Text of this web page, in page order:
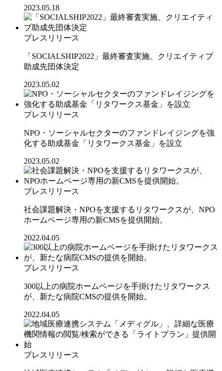
2023.05.18
プレスリリース
「SOCIALSHIP2022」最終審査実施、クリエイティブ
助成先団体決定
2023.05.02
プレスリリース
NPO・ソーシャルセクターのファンドレイジングを強
化する助成基金「リタワークス基金」を設立
2023.05.02
プレスリリース
社会課題解決・NPOを支援するリタワークスが、NPO
ホームページ専用の新CMSを提供開始。
2022.04.05
プレスリリース
300以上の病院ホームページを手掛けたリタワークス
が、新たな病院CMSの提供を開始。
2022.04.05
プレスリリース